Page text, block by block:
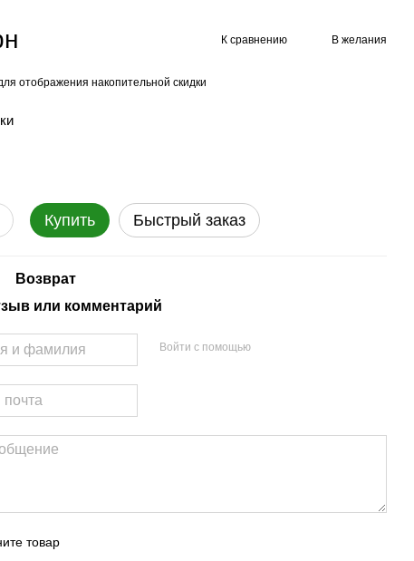
К сравнению В желания
отображения накопительной скидки
Купить Быстрый заказ
Возврат
или комментарий
Войти с помощью
товар